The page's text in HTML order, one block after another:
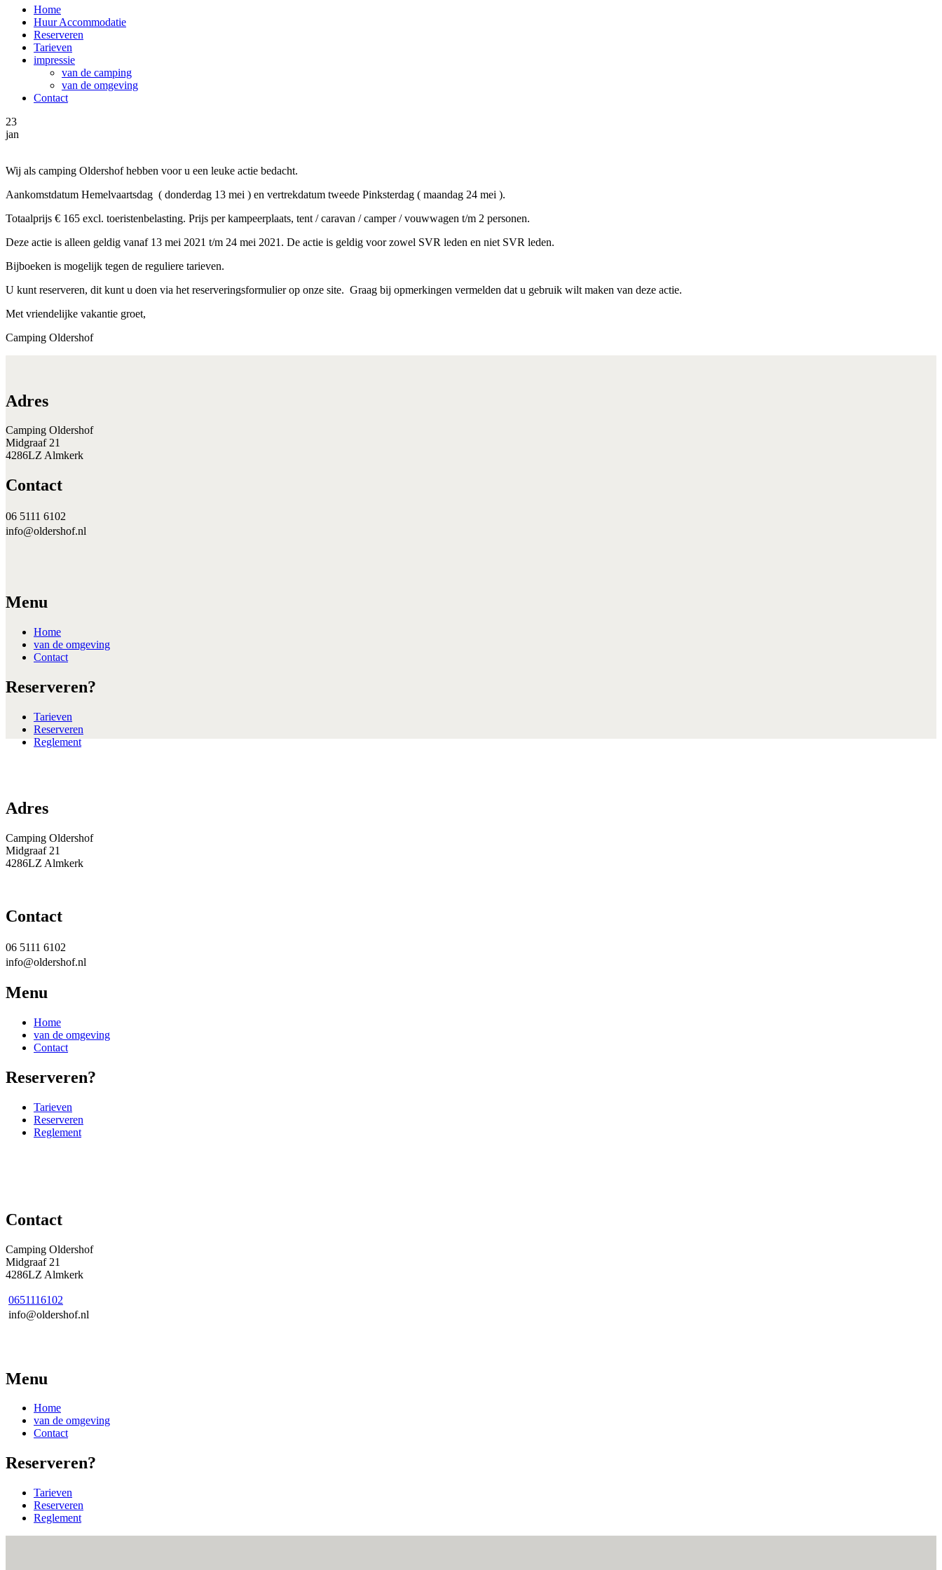
Home
Huur Accommodatie
Reserveren
Tarieven
impressie
van de camping
van de omgeving
Contact
23
jan
Wij als camping Oldershof hebben voor u een leuke actie bedacht.
Aankomstdatum Hemelvaartsdag ( donderdag 13 mei ) en vertrekdatum tweede Pinksterdag ( maandag 24 mei ).
Totaalprijs € 165 excl. toeristenbelasting. Prijs per kampeerplaats, tent / caravan / camper / vouwwagen t/m 2 personen.
Deze actie is alleen geldig vanaf 13 mei 2021 t/m 24 mei 2021. De actie is geldig voor zowel SVR leden en niet SVR leden.
Bijboeken is mogelijk tegen de reguliere tarieven.
U kunt reserveren, dit kunt u doen via het reserveringsformulier op onze site. Graag bij opmerkingen vermelden dat u gebruik wilt maken van deze actie.
Met vriendelijke vakantie groet,
Camping Oldershof
Adres
Camping Oldershof
Midgraaf 21
4286LZ Almkerk
Contact
06 5111 6102
info@oldershof.nl
Menu
Home
van de omgeving
Contact
Reserveren?
Tarieven
Reserveren
Reglement
Adres
Camping Oldershof
Midgraaf 21
4286LZ Almkerk
Contact
06 5111 6102
info@oldershof.nl
Menu
Home
van de omgeving
Contact
Reserveren?
Tarieven
Reserveren
Reglement
Contact
Camping Oldershof
Midgraaf 21
4286LZ Almkerk
0651116102
info@oldershof.nl
Menu
Home
van de omgeving
Contact
Reserveren?
Tarieven
Reserveren
Reglement